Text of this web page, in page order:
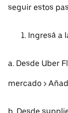
seguir estos
Ingresá a
a. Desde Uber
mercado >